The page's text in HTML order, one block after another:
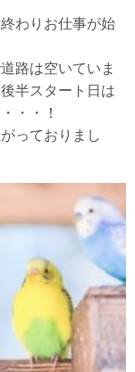
わりお仕事が始
路は空いていま
半スタート日は
・・！
っておりまし